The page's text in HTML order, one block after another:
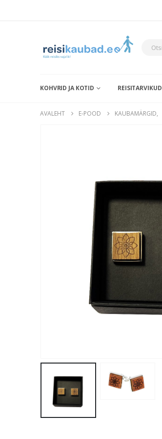
KOHVRID JA KOTID REISITARVIKUD
AVALEHT E-POOD KAUBAMÄRGID,